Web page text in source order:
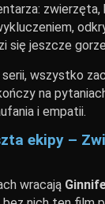
zwierzęta,
się jeszcze
wszystko
na
i empatii.
ekipy –
wracają